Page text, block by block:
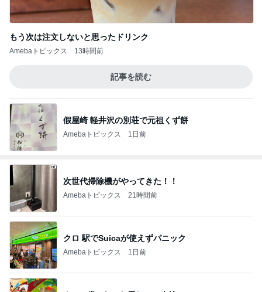
もう次は注文しないと思ったドリンク
Amebaトピックス 13時間前
記事を読む
假屋崎 軽井沢の別荘で元祖くず餅
Amebaトピックス 1日前
次世代掃除機がやってきた！！
Amebaトピックス 21時間前
クロ 駅でSuicaが使えずパニック
Amebaトピックス 1日前